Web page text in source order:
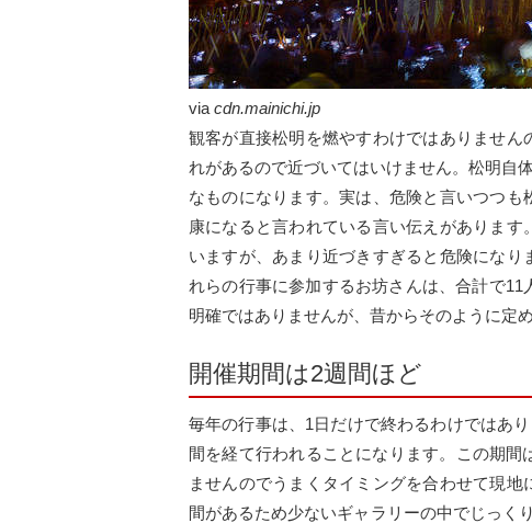
via cdn.mainichi.jp
観客が直接松明を燃やすわけではありませ
れがあるので近づいてはいけません。松明自
なものになります。実は、危険と言いつつ
康になると言われている言い伝えがありま
いますが、あまり近づきすぎると危険にな
れらの行事に参加するお坊さんは、合計で
明確ではありませんが、昔からそのように定
開催期間は2週間ほど
毎年の行事は、1日だけで終わるわけではあ
間を経て行われることになります。この期
ませんのでうまくタイミングを合わせて現
間があるため少ないギャラリーの中でじっく